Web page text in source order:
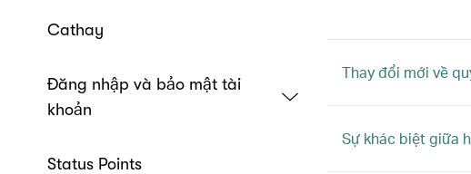
Cathay
Đăng nhập và bảo mật tài
khoản
Status Points
Thay đổi mới về
Sự khác biệt giữa